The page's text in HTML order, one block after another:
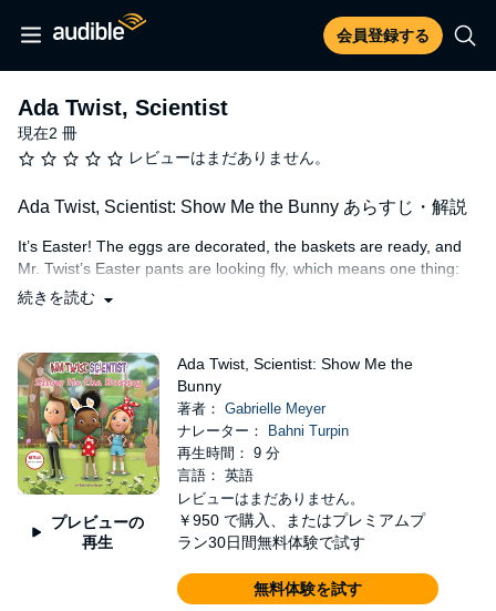
会員登録する
Ada Twist, Scientist
現在2 冊
レビューはまだありません。
Ada Twist, Scientist: Show Me the Bunny あらすじ・解説
It’s Easter! The eggs are decorated, the baskets are ready, and
Mr. Twist’s Easter pants are looking fly, which means one thing:
it’s time for the annual Twist Easter Egg Hunt, Ada’s favorite
But Arthur, her big brother, thinks the egg hunt is going to be too
easy now that he’s 11 - so Ada has to do a test hiding to make
sure it’s super hard or else Arthur will retire from the egg hunt
forever! Soon Ada, Rosie, and Iggy are brainstorming about how
to find the hardest hiding spot in the history of egg-hiding.
This sweet and funny story is all about learning from your
mistakes and accepting that sometimes you might fail.
続きを読む
プレビューの
再生
Ada Twist, Scientist: Show Me the
Bunny
著者： Gabrielle Meyer
ナレーター：
Bahni Turpin
再生時間： 9 分
言語： 英語
レビューはまだありません。
￥950 で購入、またはプレミアムプ
ラン30日間無料体験で試す
無料体験を試す